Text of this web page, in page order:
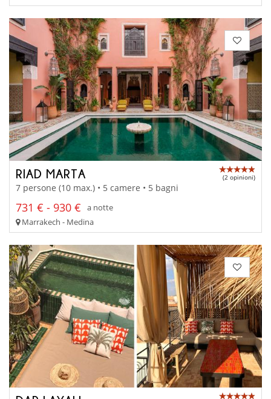
RIAD MARTA (2 opinioni)
7 persone (10 max.) • 5 camere • 5 bagni
731 € - 930 €
a notte
Marrakech - Medina